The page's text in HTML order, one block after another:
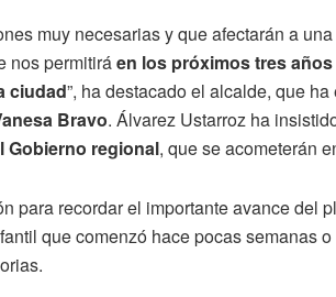
muy necesarias y que afectarán a
nos permitiráen los próximos tres años
ciudad”, ha destacado el alcalde, que
Bravo. Álvarez Ustarroz ha
Gobierno regional, que se acometerán
para recordar el importante avance del
que comenzó hace pocas semanas